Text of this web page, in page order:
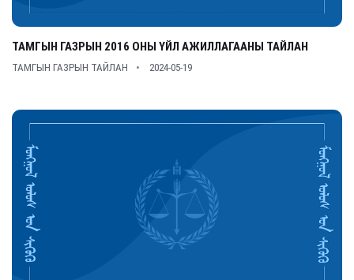
ТАМГЫН ГАЗРЫН 2016 ОНЫ ҮЙЛ АЖИЛЛАГААНЫ ТАЙЛАН
ТАМГЫН ГАЗРЫН ТАЙЛАН 2024-05-19